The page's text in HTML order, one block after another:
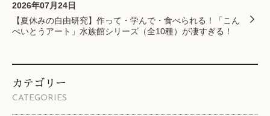
2026年07月24日
【夏休みの自由研究】作って・学んで・食べられる！「こん
ぺいとうアート」水族館シリーズ（全10種）が凄すぎる！
カテゴリー
CATEGORIES